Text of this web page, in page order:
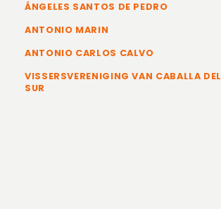
ÁNGELES SANTOS DE PEDRO
ANTONIO MARIN
ANTONIO CARLOS CALVO
VISSERSVERENIGING VAN CABALLA DEL
SUR